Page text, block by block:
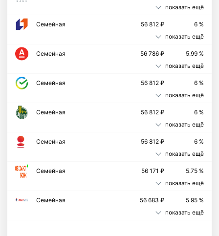
показать ещё
Семейная 56 812 ₽
6 %
показать ещё
Семейная 56 786 ₽
5.99 %
показать ещё
Семейная 56 812 ₽
6 %
показать ещё
Семейная 56 812 ₽
6 %
показать ещё
Семейная 56 812 ₽
6 %
показать ещё
Cемейная 56 171 ₽
5.75 %
показать ещё
Семейная 56 683 ₽
5.95 %
показать ещё